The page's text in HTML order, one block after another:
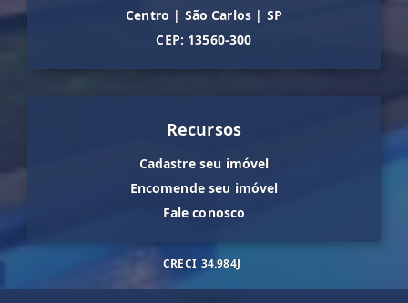
Centro | São Carlos | SP
CEP: 13560-300
Recursos
Cadastre seu imóvel
Encomende seu imóvel
Fale conosco
CRECI 34.984J